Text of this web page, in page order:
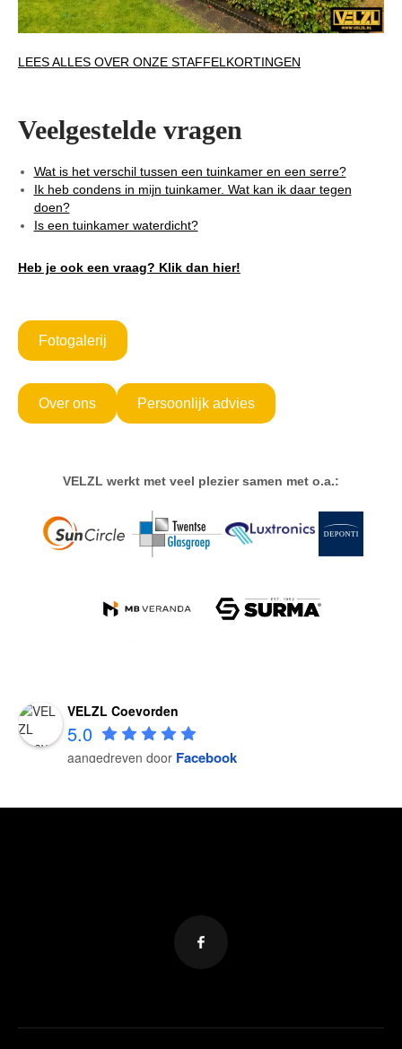
LEES ALLES OVER ONZE STAFFELKORTINGEN
Veelgestelde vragen
Wat is het verschil tussen een tuinkamer en een serre?
Ik heb condens in mijn tuinkamer. Wat kan ik daar tegen
doen?
Is een tuinkamer waterdicht?
Heb je ook een vraag? Klik dan hier!
Fotogalerij
Over ons Persoonlijk advies
VELZL werkt met veel plezier samen met o.a.:
VELZL Coevorden
5.0
aangedreven door Facebook
Facebook